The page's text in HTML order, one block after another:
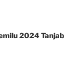
2024 Tanjab